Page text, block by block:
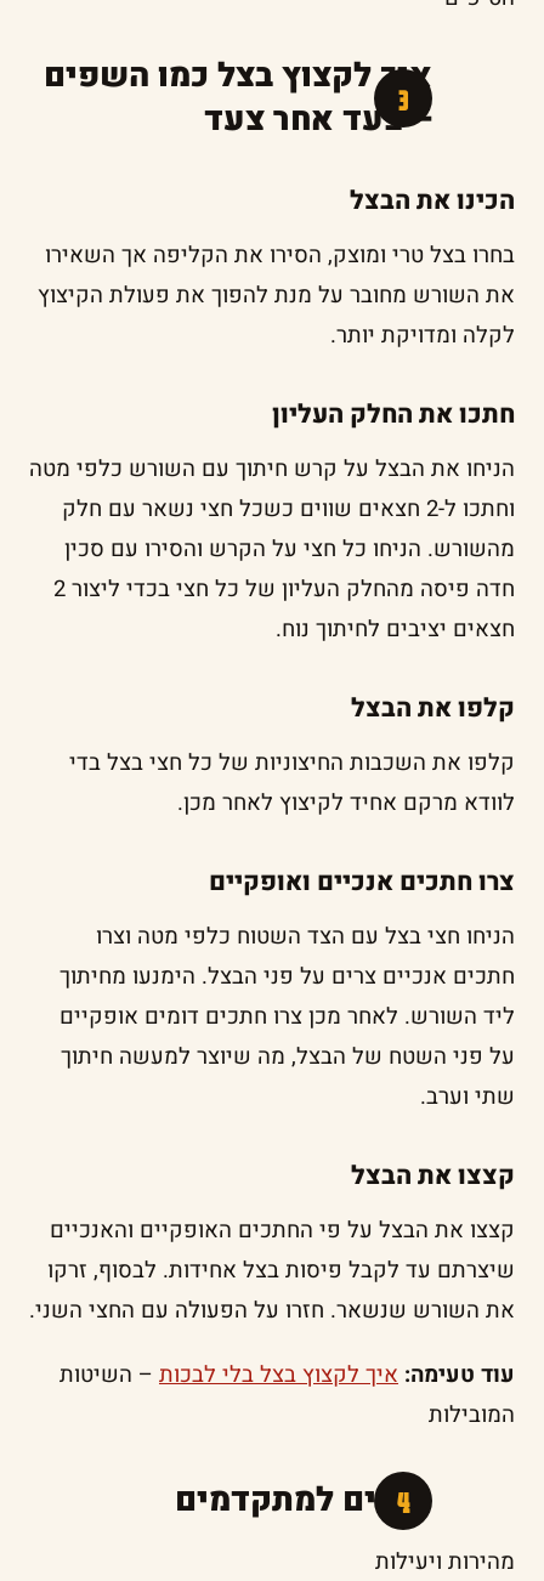
איך לקצוץ בצל כמו השפים
– צעד אחר צעד
הכינו את הבצל
בחרו בצל טרי ומוצק, הסירו את הקליפה אך השאירו
את השורש מחובר על מנת להפוך את פעולת הקיצוץ
לקלה ומדויקת יותר.
חתכו את החלק העליון
הניחו את הבצל על קרש חיתוך עם השורש כלפי מטה
וחתכו ל-2 חצאים שווים כשכל חצי נשאר עם חלק
מהשורש. הניחו כל חצי על הקרש והסירו עם סכין
חדה פיסה מהחלק העליון של כל חצי בכדי ליצור 2
חצאים יציבים לחיתוך נוח.
קלפו את הבצל
קלפו את השכבות החיצוניות של כל חצי בצל בדי
לוודא מרקם אחיד לקיצוץ לאחר מכן.
צרו חתכים אנכיים ואופקיים
הניחו חצי בצל עם הצד השטוח כלפי מטה וצרו
חתכים אנכיים צרים על פני הבצל. הימנעו מחיתוך
ליד השורש. לאחר מכן צרו חתכים דומים אופקיים
על פני השטח של הבצל, מה שיוצר למעשה חיתוך
שתי וערב.
קצצו את הבצל
קצצו את הבצל על פי החתכים האופקיים והאנכיים
שיצרתם עד לקבל פיסות בצל אחידות. לבסוף, זרקו
את השורש שנשאר. חזרו על הפעולה עם החצי השני.
עוד טעימה: איך לקצוץ בצל בלי לבכות – השיטות
המובילות
טיפים למתקדמים
מהירות ויעילות